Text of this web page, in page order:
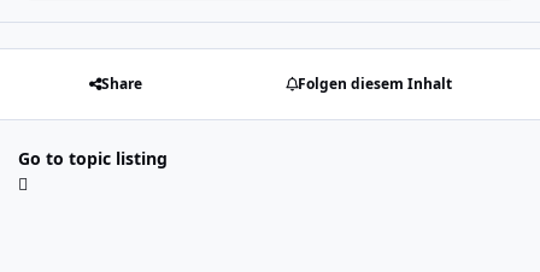
Share Folgen diesem Inhalt
Go to topic listing